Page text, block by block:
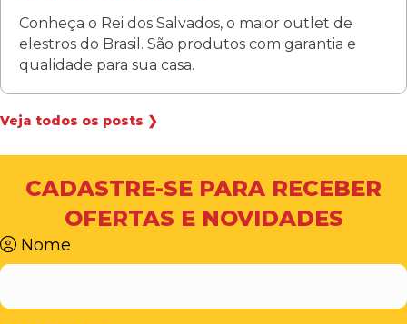
Conheça o Rei dos Salvados, o maior outlet de
elestros do Brasil. São produtos com garantia e
qualidade para sua casa.
Veja todos os posts ❯
CADASTRE-SE PARA RECEBER
OFERTAS E NOVIDADES
Nome